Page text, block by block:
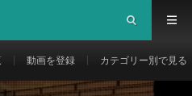
動画を登録 カテゴリー別で見る